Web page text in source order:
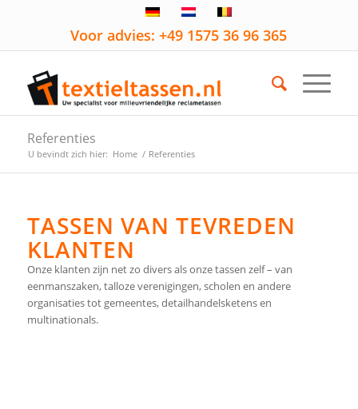
Voor advies: +49 1575 36 96 365
Referenties
U bevindt zich hier: Home / Referenties
TASSEN VAN TEVREDEN
KLANTEN
Onze klanten zijn net zo divers als onze tassen zelf – van
eenmanszaken, talloze verenigingen, scholen en andere
organisaties tot gemeentes, detailhandelsketens en
multinationals.